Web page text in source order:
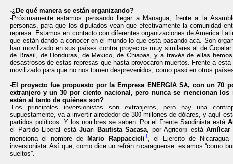
-¿De qué manera se están organizando?
-Próximamente estamos pensando llegar a Managua, frente a la
personas, para que los diputados vean que efectivamente la comunidad
represa. Estamos en contacto con diferentes organizaciones de America
que están dando a conocer en el mundo lo que está pasando acá. Son
han movilizado en sus países contra proyectos muy similares al de
de Brasil, de Honduras, de Mexico, de Chiapas, y a través de ellas
desastrosos de estas represas que hasta provocaron muertos. Frente a esta
movilizado para que no nos tomen desprevenidos, como pasó en otros
-El proyecto fue propuesto por la Empresa ENERGIA SA, con un 70
extranjero y un 30 por ciento nacional, pero nunca se mencionan los
están al tanto de quiénes son?
-Los principales inversionistas son extranjeros, pero hay una
supuestamente, va a invertir alrededor de 300 millones de dólares, y aquí
partidos políticos. Y los nombres se saben. Por el Frente Sandinista está
el Partido Liberal estáJuan Bautista Sacasa, por Agricorp estáAmílcar
menciona el nombre de
Mario Rappaccioli1 , el Ejercito de Nicaragua
inversionista. Así que, como dice un refrán nicaragüense: estamos “como
sueltos”.